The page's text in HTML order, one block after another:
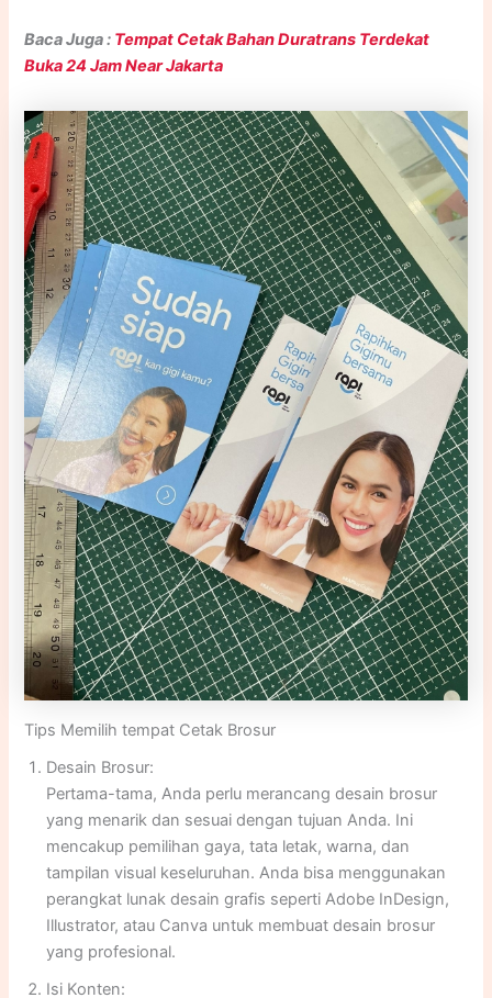
Baca Juga : Tempat Cetak Bahan Duratrans Terdekat
Buka 24 Jam Near Jakarta
Tips Memilih tempat Cetak Brosur
Desain Brosur:
Pertama-tama, Anda perlu merancang desain brosur
yang menarik dan sesuai dengan tujuan Anda. Ini
mencakup pemilihan gaya, tata letak, warna, dan
tampilan visual keseluruhan. Anda bisa menggunakan
perangkat lunak desain grafis seperti Adobe InDesign,
Illustrator, atau Canva untuk membuat desain brosur
yang profesional.
Isi Konten: